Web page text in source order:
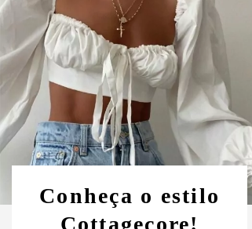
Conheça o estilo
Cottagecore!